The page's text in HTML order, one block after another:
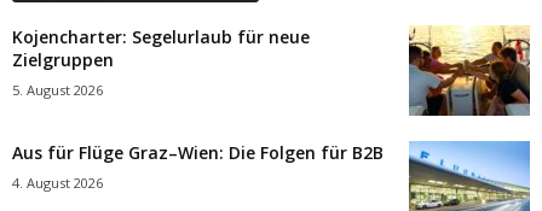
Kojencharter: Segelurlaub für neue
Zielgruppen
5. August 2026
Aus für Flüge Graz–Wien: Die Folgen für B2B
4. August 2026